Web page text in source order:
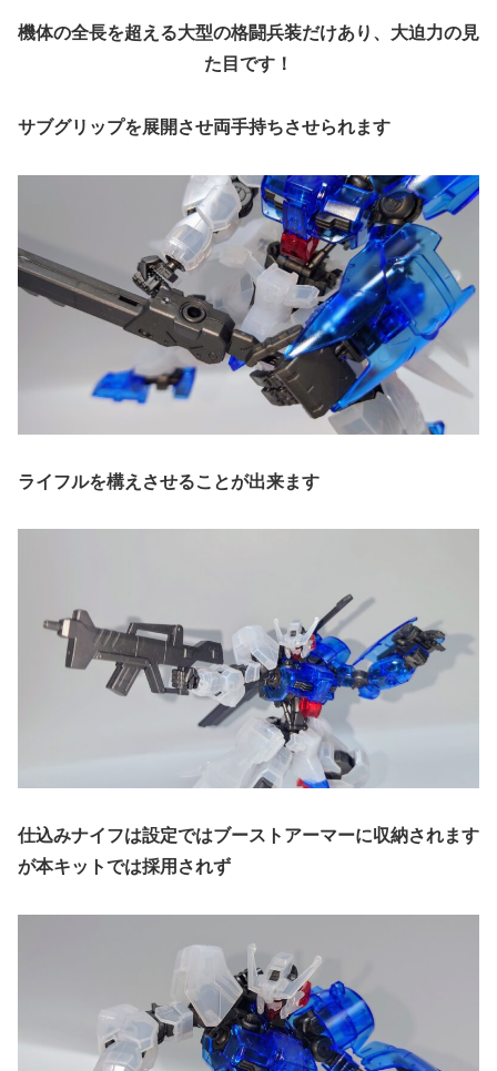
機体の全長を超える大型の格闘兵装だけあり、大迫力の見
た目です！
サブグリップを展開させ両手持ちさせられます
ライフルを構えさせることが出来ます
仕込みナイフは設定ではブーストアーマーに収納されます
が本キットでは採用されず